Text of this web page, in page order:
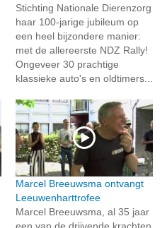
Stichting Nationale Dierenzorg
haar 100-jarige jubileum op
een heel bijzondere manier:
met de allereerste NDZ Rally!
Ongeveer 30 prachtige
klassieke auto's en oldtimers...
Marcel Breeuwsma ontvangt
Leeuwenharttrofee
Marcel Breeuwsma, al 35 jaar
een van de drijvende krachten